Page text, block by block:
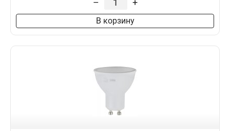
– +
В корзину